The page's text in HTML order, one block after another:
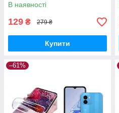
В наявності
129 ₴ 279 ₴
Купити
–61%